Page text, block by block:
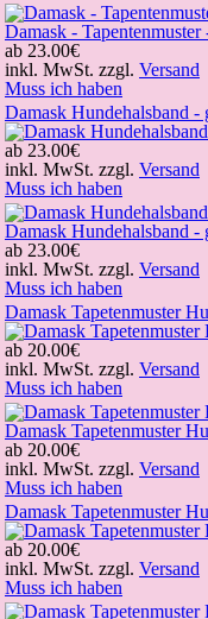
Damask -
ab 23.00€
inkl. MwSt. zzgl. Versand
Muss ich haben
Damask Hundehalsband -
ab 23.00€
inkl. MwSt. zzgl. Versand
Muss ich haben
Damask Hundehalsband -
ab 23.00€
inkl. MwSt. zzgl. Versand
Muss ich haben
Damask Tapetenmuster
ab 20.00€
inkl. MwSt. zzgl. Versand
Muss ich haben
Damask Tapetenmuster
ab 20.00€
inkl. MwSt. zzgl. Versand
Muss ich haben
Damask Tapetenmuster
ab 20.00€
inkl. MwSt. zzgl. Versand
Muss ich haben